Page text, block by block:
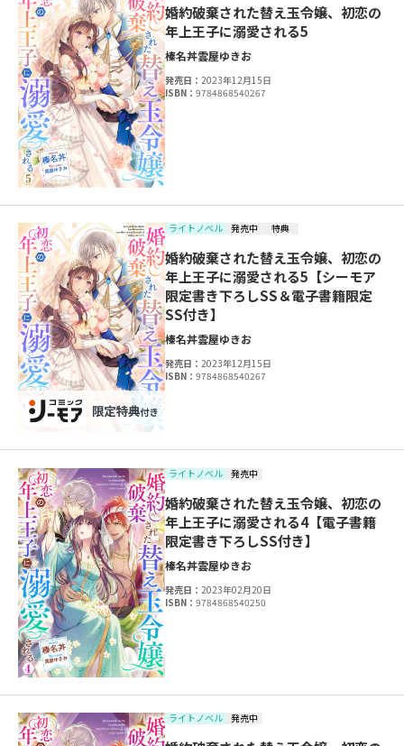
婚約破棄された替え玉令嬢、初恋の
年上王子に溺愛される5
榛名丼雲屋ゆきお
発売日：2023年12月15日
ISBN：9784868540267
ライトノベル 発売中 特典
婚約破棄された替え玉令嬢、初恋の
年上王子に溺愛される5【シーモア
限定書き下ろしSS＆電子書籍限定
SS付き】
榛名丼雲屋ゆきお
発売日：2023年12月15日
ISBN：9784868540267
ライトノベル 発売中
婚約破棄された替え玉令嬢、初恋の
年上王子に溺愛される4【電子書籍
限定書き下ろしSS付き】
榛名丼雲屋ゆきお
発売日：2023年02月20日
ISBN：9784868540250
ライトノベル 発売中